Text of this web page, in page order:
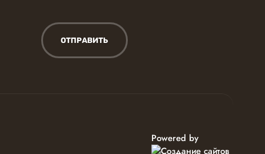
ОТПРАВИТЬ
Powered by